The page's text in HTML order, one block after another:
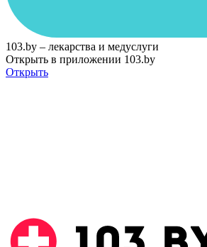
103.by – лекарства и медуслуги
Открыть в приложении 103.by
Открыть